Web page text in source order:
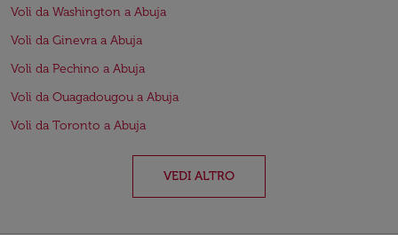
Voli da Washington a Abuja
Voli da Ginevra a Abuja
Voli da Pechino a Abuja
Voli da Ouagadougou a Abuja
Voli da Toronto a Abuja
VEDI ALTRO